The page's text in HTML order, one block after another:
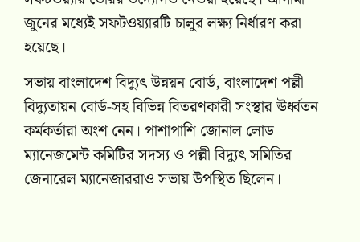
জুনের মধ্যেই সফটওয়্যারটি চালুর লক্ষ্য নির্ধারণ করা
হয়েছে।
সভায়বাংলাদেশ বিদ্যুৎ উন্নয়ন বোর্ড,বাংলাদেশ পল্লী
বিদ্যুতায়ন বোর্ড-সহ বিভিন্ন বিতরণকারী সংস্থার ঊর্ধ্বতন
কর্মকর্তারা অংশ নেন। পাশাপাশি জোনাল লোড
ম্যানেজমেন্ট কমিটির সদস্য ও পল্লী বিদ্যুৎ সমিতির
জেনারেল ম্যানেজাররাও সভায় উপস্থিত ছিলেন।